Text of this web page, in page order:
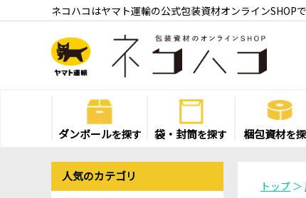
ネコハコはヤマト運輸の公式包装資材オンラインSHOP
ダンボールを探す 袋・封筒を探す 梱包資材を
人気のカテゴリ
トップ ＞